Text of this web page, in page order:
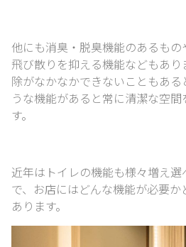
他にも消臭・脱臭機能のあるも
飛び散りを抑える機能などもあり
除がなかなかできないこともある
うな機能があると常に清潔な空
す。
近年はトイレの機能も様々増え
で、 お店にはどんな機能が必要
あります。